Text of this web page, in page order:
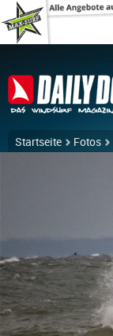
Startseite Fotos